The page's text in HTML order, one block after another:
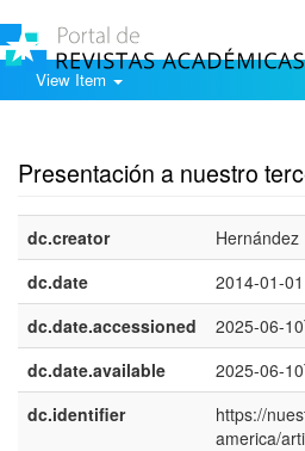
View Item
Presentación a nuestro
dc.creator
Hernández
dc.date
2014-01-01
dc.date.accessioned
2025-06-
dc.date.available
2025-06-
dc.identifier
https://
america/